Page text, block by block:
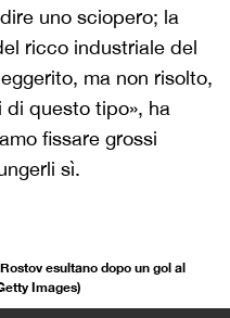
uno sciopero; la
ricco industriale del
ma non risolto,
di questo tipo», ha
fissare grossi
sì.
esultano dopo un gol al
Images)